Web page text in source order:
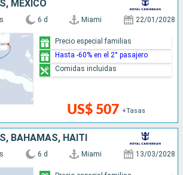
MÉXICO
6 d Miami 22/01/2028
US$ 507 +Tasas
Precio especial familias
Hasta -60% en el 2° pasajero
Comidas incluidas
BAHAMAS, HAITI
6 d Miami 13/03/2028